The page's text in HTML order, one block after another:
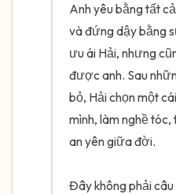
Anh yêu bằng tất
và đứng dậy bằng
ưu ái Hải, nhưng
được anh. Sau
bỏ, Hải chọn một
mình, làm nghề
an yên giữa đời.
Đây không phải